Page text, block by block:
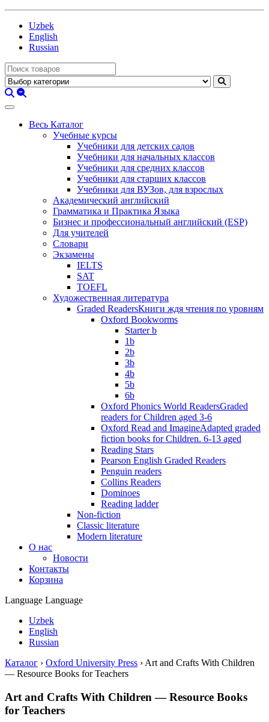
Uzbek
English
Russian
Весь Каталог
Учебные курсы
Учебники для детских садов
Учебники для начальных классов
Учебники для средних классов
Учебники для старших классов
Учебники для ВУЗов, для взрослых
Академический английский
Грамматика и Практика Языка
Бизнес и профессиональный английский (ESP)
Для учителей
Словари
Экзамены
IELTS
SAT
TOEFL
Художественная литература
Graded ReadersКниги ждя чтения по уровням
Oxford Bookworms
Starter b
1b
2b
3b
4b
5b
6b
Oxford Phonics World ReadersGraded
readers for Children aged 3-6
Oxford Read and ImagineAdapted graded
fiction books for Children. 6-13 aged
Reading Stars
Pearson English Graded Readers
Penguin readers
Collins Readers
Dominoes
Reading ladder
Non-fiction
Classic literature
Modern literature
О нас
Новости
Контакты
Корзина
Language Language
Uzbek
English
Russian
Каталог › Oxford University Press › Art and Crafts With Children
— Resource Books for Teachers
Art and Crafts With Children — Resource Books
for Teachers